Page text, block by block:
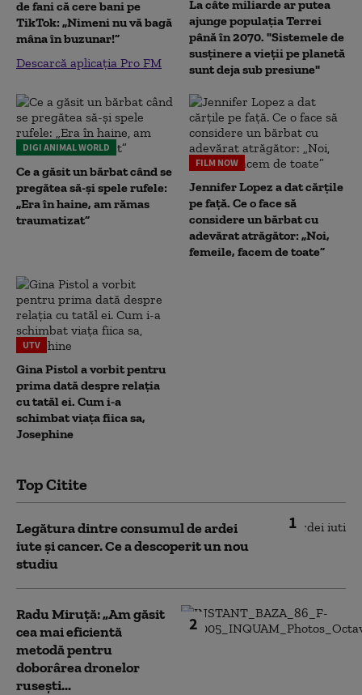
de fani că cere bani pe
TikTok: „Nimeni nu vă bagă
mâna în buzunar!”
Descarcă aplicația Pro FM
La câte miliarde ar putea
ajunge populația Terrei
până în 2070. "Sistemele de
susținere a vieții pe planetă
sunt deja sub presiune"
DIGI ANIMAL WORLD
Ce a găsit un bărbat când se
pregătea să-și spele rufele:
„Era în haine, am rămas
traumatizat”
FILM NOW
Jennifer Lopez a dat cărțile
pe față. Ce o face să
considere un bărbat cu
adevărat atrăgător: „Noi,
femeile, facem de toate”
UTV
Gina Pistol a vorbit pentru
prima dată despre relația
cu tatăl ei. Cum i-a
schimbat viața fiica sa,
Josephine
Top Citite
1
Legătura dintre consumul de ardei
iute și cancer. Ce a descoperit un nou
studiu
2
Radu Miruță: „Am găsit
cea mai eficientă
metodă pentru
doborârea dronelor
rusești...